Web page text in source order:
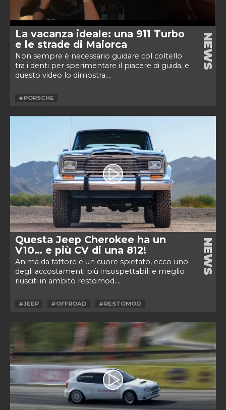
La vacanza ideale: una 911 Turbo
e le strade di Maiorca
Non sempre è necessario guidare col coltello
tra i denti per sperimentare il piacere di guida, e
questo video lo dimostra....
NEWS
#PORSCHE
Questa Jeep Cherokee ha un
V10… e più CV di una 812!
Anima da fattore e un cuore spietato, ecco uno
degli accostamenti più insospettabili e meglio
riusciti in ambito restomod....
NEWS
#JEEP #OFFROAD #RESTOMOD